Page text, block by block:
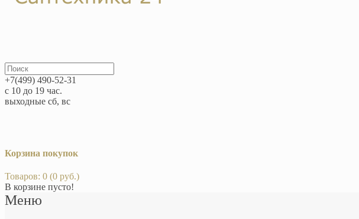
+7(499) 490-52-31
с 10 до 19 час.
выходные сб, вс
Корзина покупок
Товаров: 0 (0 руб.)
В корзине пусто!
Меню